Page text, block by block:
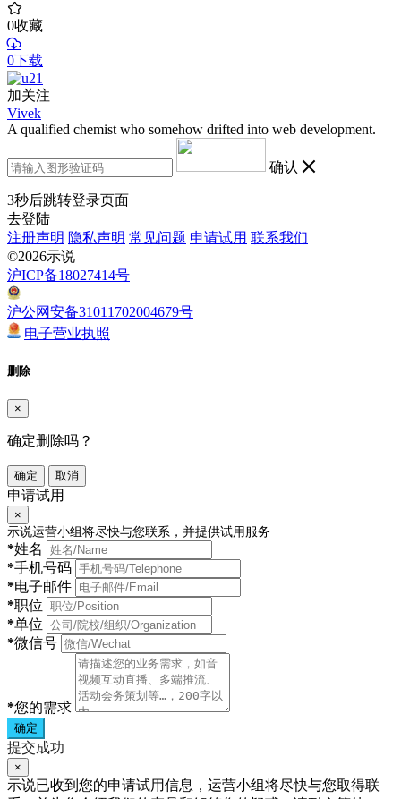
0收藏
0下载
加关注
Vivek
A qualified chemist who somehow drifted into web development.
确认
3秒后跳转登录页面
去登陆
注册声明 隐私声明 常见问题 申请试用 联系我们
©2026示说
沪ICP备18027414号
沪公网安备31011702004679号
电子营业执照
删除
×
确定删除吗？
确定 取消
申请试用
×
示说运营小组将尽快与您联系，并提供试用服务
*姓名
*手机号码
*电子邮件
*职位
*单位
*微信号
*您的需求
确定
提交成功
×
示说已收到您的申请试用信息，运营小组将尽快与您取得联